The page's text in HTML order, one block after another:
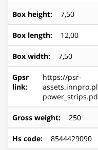
Box height: 7,50
Box length: 12,00
Box width: 7,50
Gpsr
link:
https://psr-
Gross weight: 250
Hs code: 8544429090